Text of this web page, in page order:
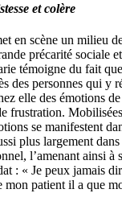
et colère
en scène un milieu
précarité sociale
témoigne du fait
des personnes qui y
elle des émotions
frustration.
se manifestent
plus largement
l’amenant ainsi à
: « Je peux jamais
mon patient il a que